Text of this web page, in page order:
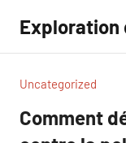
contenu
Exploration
Uncategorized
Comment